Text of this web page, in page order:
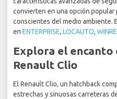
convierten en una opción popular
conscientes del medio ambiente.
en ENTERPRISE, LOCAUTO,
Explora el encanto
Renault Clio
El Renault Clio, un hatchback
estrechas y sinuosas carreteras